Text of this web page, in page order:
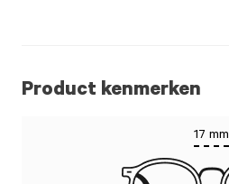
Product kenmerken
17 mm